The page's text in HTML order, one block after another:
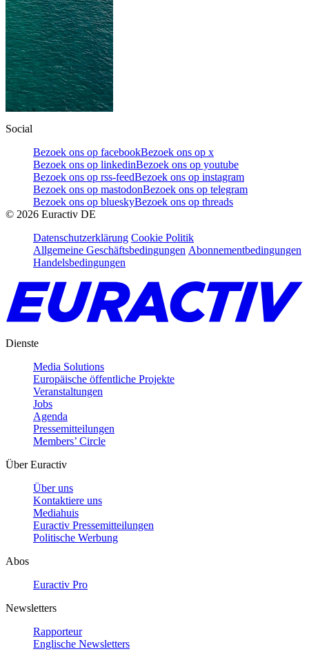
Social
Bezoek ons op facebookBezoek ons op x
Bezoek ons op linkedinBezoek ons op youtube
Bezoek ons op rss-feedBezoek ons op instagram
Bezoek ons op mastodonBezoek ons op telegram
Bezoek ons op blueskyBezoek ons op threads
© 2026 Euractiv DE
Datenschutzerklärung Cookie Politik
Allgemeine Geschäftsbedingungen Abonnementbedingungen
Handelsbedingungen
Dienste
Media Solutions
Europäische öffentliche Projekte
Veranstaltungen
Jobs
Agenda
Pressemitteilungen
Members’ Circle
Über Euractiv
Über uns
Kontaktiere uns
Mediahuis
Euractiv Pressemitteilungen
Politische Werbung
Abos
Euractiv Pro
Newsletters
Rapporteur
Englische Newsletters